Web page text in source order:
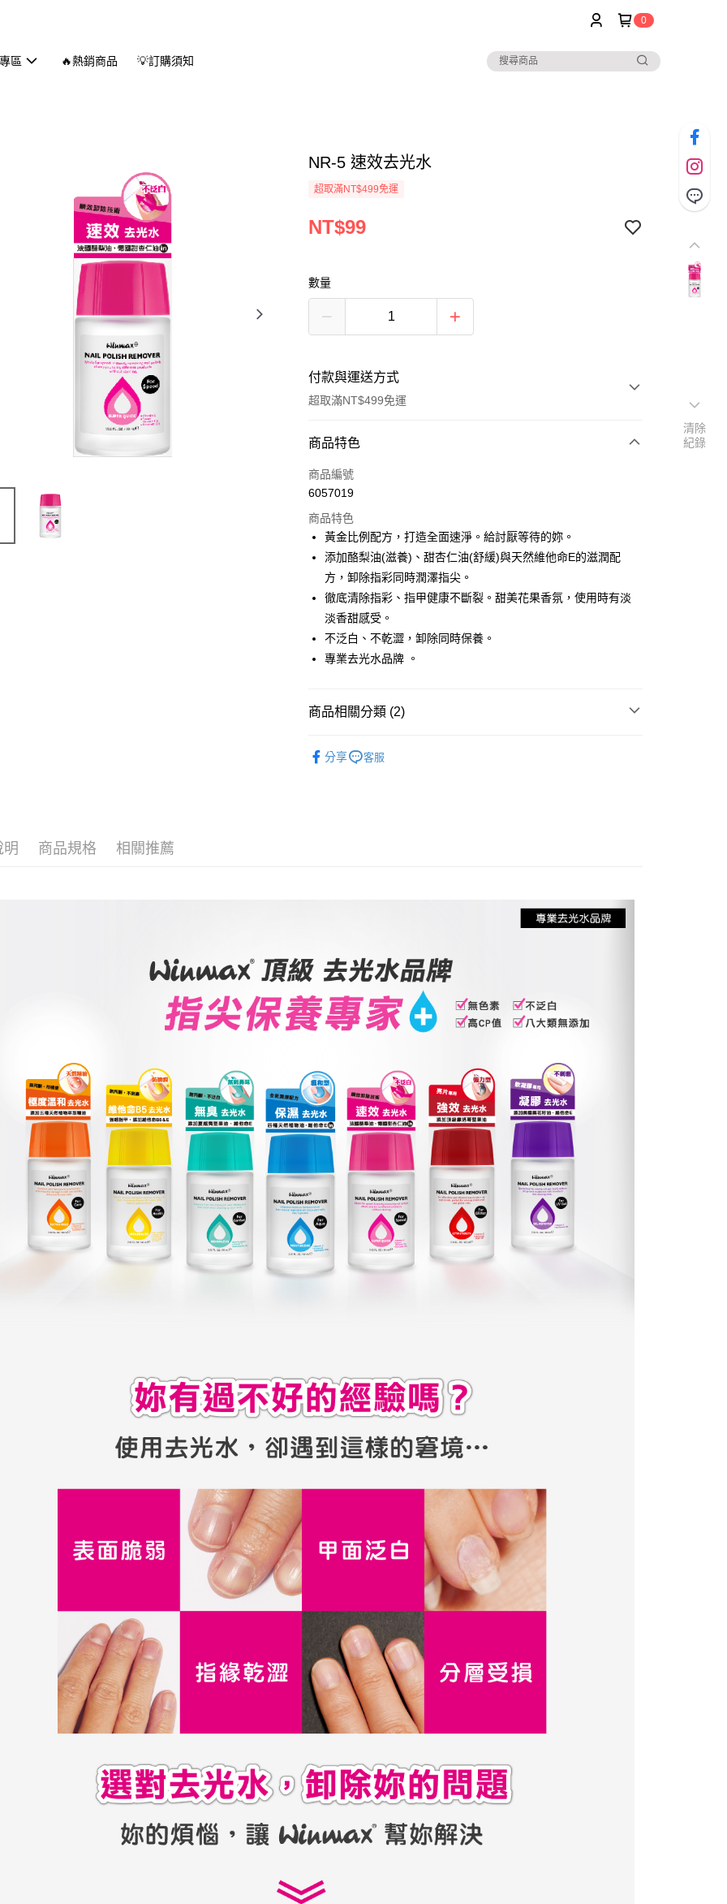
0
區 🔥熱銷商品 💡訂購須知
NR-5 速效去光水
超取滿NT$499免運
NT$99
數量
付款與運送方式
超取滿NT$499免運
付款方式
信用卡一次付款
LINE Pay
Apple Pay
街口支付
悠遊付
全家取貨付款
因應疫情升溫，目前暫停使用7-11取貨付款配送，請使用全
商品特色
商品編號
6057019
商品特色
黃金比例配方，打造全面速淨。給討厭等待的妳。
添加酪梨油(滋養)、甜杏仁油(舒緩)與天然維他命E的滋潤配
方，卸除指彩同時潤澤指尖。
徹底清除指彩、指甲健康不斷裂。甜美花果香氛，使用時有淡
淡香甜感受。
不泛白、不乾澀，卸除同時保養。
專業去光水品牌 。
商品相關分類 (2)
分享 客服
明 商品規格 相關推薦
清除
紀錄